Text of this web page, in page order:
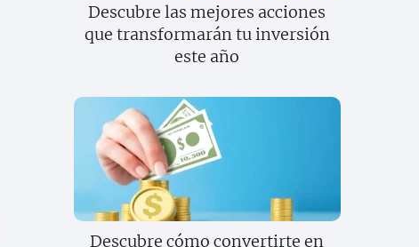
Descubre las mejores acciones
que transformarán tu inversión
este año
Descubre cómo convertirte en